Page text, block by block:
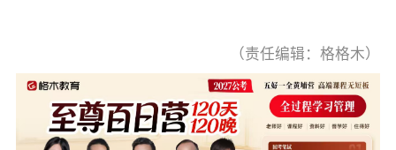
（责任编辑：格格木）